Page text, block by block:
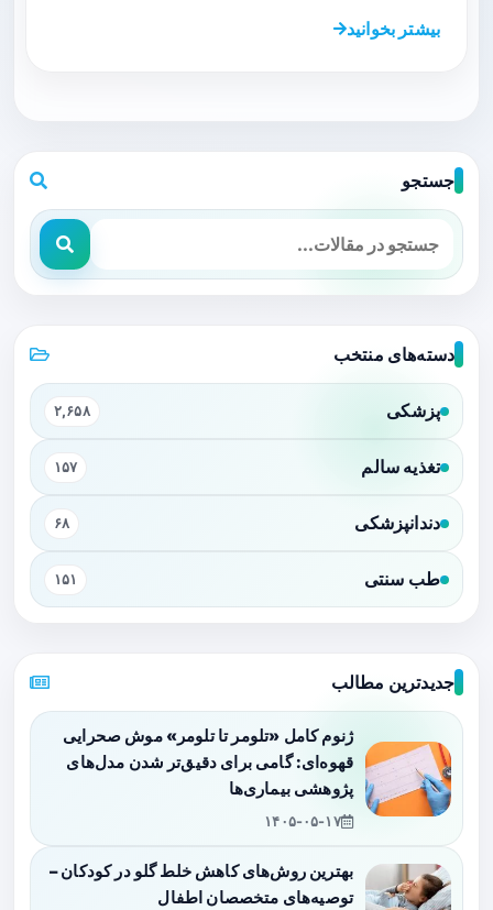
بیشتر بخوانید
جستجو
دسته‌های منتخب
پزشکی ۲,۶۵۸
تغذیه سالم ۱۵۷
دندانپزشکی ۶۸
طب سنتی ۱۵۱
جدیدترین مطالب
ژنوم کامل «تلومر تا تلومر» موش صحرایی
قهوه‌ای: گامی برای دقیق‌تر شدن مدل‌های
پژوهشی بیماری‌ها
۱۴۰۵-۰۵-۱۷
بهترین روش‌های کاهش خلط گلو در کودکان –
توصیه‌های متخصصان اطفال